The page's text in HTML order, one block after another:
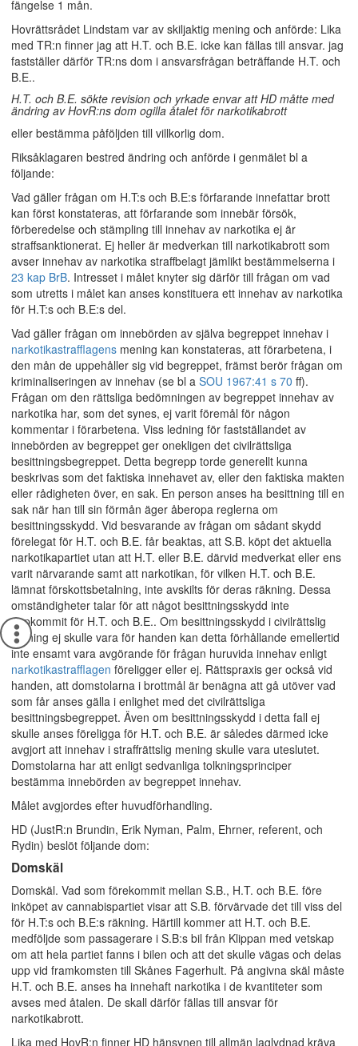
fängelse 1 mån.
Hovrättsrådet Lindstam var av skiljaktig mening och anförde: Lika
med TR:n finner jag att H.T. och B.E. icke kan fällas till ansvar. jag
fastställer därför TR:ns dom i ansvarsfrågan beträffande H.T. och
B.E..
H.T. och B.E. sökte revision och yrkade envar att HD måtte med
ändring av HovR:ns dom ogilla åtalet för narkotikabrott
eller bestämma påföljden till villkorlig dom.
Riksåklagaren bestred ändring och anförde i genmälet bl a
följande:
Vad gäller frågan om H.T:s och B.E:s förfarande innefattar brott
kan först konstateras, att förfarande som innebär försök,
förberedelse och stämpling till innehav av narkotika ej är
straffsanktionerat. Ej heller är medverkan till narkotikabrott som
avser innehav av narkotika straffbelagt jämlikt bestämmelserna i
23 kap BrB. Intresset i målet knyter sig därför till frågan om vad
som utretts i målet kan anses konstituera ett innehav av narkotika
för H.T:s och B.E:s del.
Vad gäller frågan om innebörden av själva begreppet innehav i
narkotikastrafflagens mening kan konstateras, att förarbetena, i
den mån de uppehåller sig vid begreppet, främst berör frågan om
kriminaliseringen av innehav (se bl a SOU 1967:41 s 70 ff).
Frågan om den rättsliga bedömningen av begreppet innehav av
narkotika har, som det synes, ej varit föremål för någon
kommentar i förarbetena. Viss ledning för fastställandet av
innebörden av begreppet ger onekligen det civilrättsliga
besittningsbegreppet. Detta begrepp torde generellt kunna
beskrivas som det faktiska innehavet av, eller den faktiska makten
eller rådigheten över, en sak. En person anses ha besittning till en
sak när han till sin förmån äger åberopa reglerna om
besittningsskydd. Vid besvarande av frågan om sådant skydd
förelegat för H.T. och B.E. får beaktas, att S.B. köpt det aktuella
narkotikapartiet utan att H.T. eller B.E. därvid medverkat eller ens
varit närvarande samt att narkotikan, för vilken H.T. och B.E.
lämnat förskottsbetalning, inte avskilts för deras räkning. Dessa
omständigheter talar för att något besittningsskydd inte
uppkommit för H.T. och B.E.. Om besittningsskydd i civilrättslig
mening ej skulle vara för handen kan detta förhållande emellertid
inte ensamt vara avgörande för frågan huruvida innehav enligt
narkotikastrafflagen föreligger eller ej. Rättspraxis ger också vid
handen, att domstolarna i brottmål är benägna att gå utöver vad
som får anses gälla i enlighet med det civilrättsliga
besittningsbegreppet. Även om besittningsskydd i detta fall ej
skulle anses föreligga för H.T. och B.E. är således därmed icke
avgjort att innehav i straffrättslig mening skulle vara uteslutet.
Domstolarna har att enligt sedvanliga tolkningsprinciper
bestämma innebörden av begreppet innehav.
Målet avgjordes efter huvudförhandling.
HD (JustR:n Brundin, Erik Nyman, Palm, Ehrner, referent, och
Rydin) beslöt följande dom:
Domskäl
Domskäl. Vad som förekommit mellan S.B., H.T. och B.E. före
inköpet av cannabispartiet visar att S.B. förvärvade det till viss del
för H.T:s och B.E:s räkning. Härtill kommer att H.T. och B.E.
medföljde som passagerare i S.B:s bil från Klippan med vetskap
om att hela partiet fanns i bilen och att det skulle vägas och delas
upp vid framkomsten till Skånes Fagerhult. På angivna skäl måste
H.T. och B.E. anses ha innehaft narkotika i de kvantiteter som
avses med åtalen. De skall därför fällas till ansvar för
narkotikabrott.
Lika med HovR:n finner HD hänsynen till allmän laglydnad kräva